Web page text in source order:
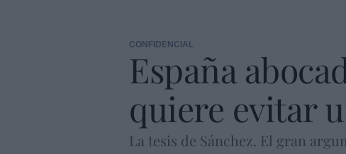
CONFIDENCIAL
España
quiere evitar
La tesis de Sánchez. El gran